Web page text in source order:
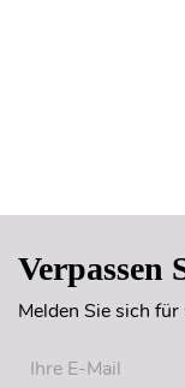
Verpassen
Melden Sie sich